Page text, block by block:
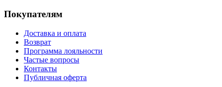
Покупателям
Доставка и оплата
Возврат
Программа лояльности
Частые вопросы
Контакты
Публичная оферта